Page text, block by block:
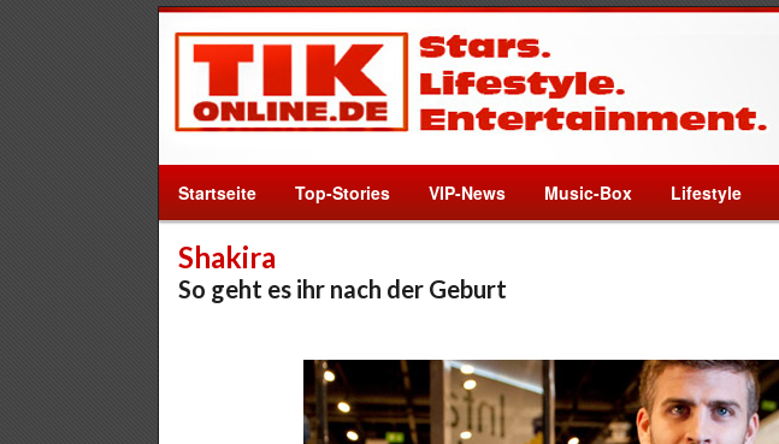
Startseite Top-Stories VIP-News Music-Box Lifestyle
Shakira
So geht es ihr nach der Geburt